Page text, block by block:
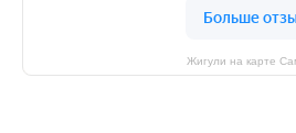
Жигули на карте